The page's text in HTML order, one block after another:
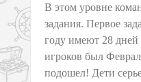
В этом уровне
задания. Первое
году имеют 28
игроков был
подошел! Дети